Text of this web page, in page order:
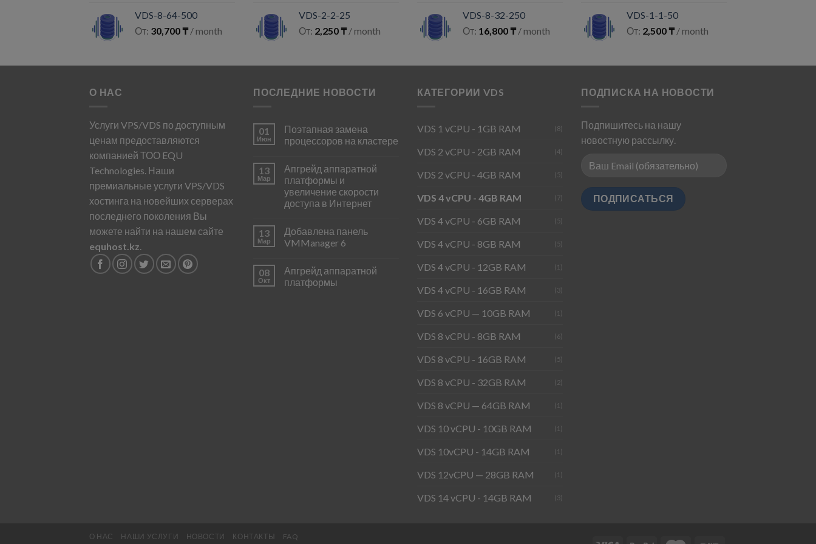
VDS-8-64-500
От: 30,700₸ / month
VDS-2-2-25
От: 2,250₸ / month
VDS-8-32-250
От: 16,800₸ / month
VDS-1-1-50
От: 2,500₸ / month
О НАС
Услуги VPS/VDS по доступным
ценам предоставляются
компанией ТОО EQU
Technologies. Наши
премиальные услуги VPS/VDS
хостинга на новейших серверах
последнего поколения Вы
можете найти на нашем сайте
equhost.kz.
ПОСЛЕДНИЕ НОВОСТИ
01
Июн
Поэтапная замена
процессоров на кластере
13
Мар
Апгрейд аппаратной
платформы и
увеличение скорости
доступа в Интернет
13
Мар
Добавлена панель
VMManager 6
08
Окт
Апгрейд аппаратной
платформы
КАТЕГОРИИ VDS
VDS 1 vCPU - 1GB RAM (8)
VDS 2 vCPU - 2GB RAM (4)
VDS 2 vCPU - 4GB RAM (5)
VDS 4 vCPU - 4GB RAM (7)
VDS 4 vCPU - 6GB RAM (5)
VDS 4 vCPU - 8GB RAM (5)
VDS 4 vCPU - 12GB RAM (1)
VDS 4 vCPU - 16GB RAM (3)
VDS 6 vCPU — 10GB RAM (1)
VDS 8 vCPU - 8GB RAM (6)
VDS 8 vCPU - 16GB RAM (5)
VDS 8 vCPU - 32GB RAM (2)
VDS 8 vCPU — 64GB RAM (1)
VDS 10 vCPU - 10GB RAM (1)
VDS 10vCPU - 14GB RAM (1)
VDS 12vCPU — 28GB RAM (1)
VDS 14 vCPU - 14GB RAM (3)
ПОДПИСКА НА НОВОСТИ
Подпишитесь на нашу
новостную рассылку.
О НАС НАШИ УСЛУГИ НОВОСТИ КОНТАКТЫ FAQ